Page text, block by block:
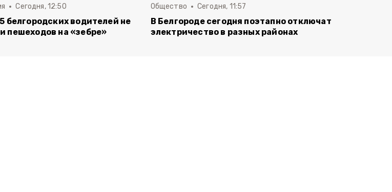
Сегодня, 12:50
белгородских водителей не
пешеходов на «зебре»
Общество Сегодня, 11:57
В Белгороде сегодня поэтапно отключат
электричество в разных районах